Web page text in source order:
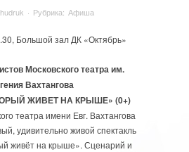
hudruk · Рубрика: Афиша
Большой зал ДК «Октябрь»
Московского театра им.
Вахтангова
ЖИВЕТ НА КРЫШЕ» (0+)
театра имени Евг. Вахтангова
удивительно живой спектакль
живёт на крыше». Сценарий и